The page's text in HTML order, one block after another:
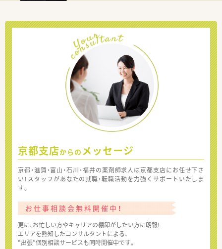
京都支店からの メッセージ
京都・滋賀・富山・石川・福井の薬剤師求人は京都支店にお任せ下さ
い！スタッフがあなたの就職・転職活動を力強くサポートいたしま
す。
お仕事相談会無料開催中！
更に、お忙しい方やキャリアの棚卸がしたい方に朗報!
エリアを熟知したコンサルタントによる、
“出張”個別相談サービスも同時開催中です。